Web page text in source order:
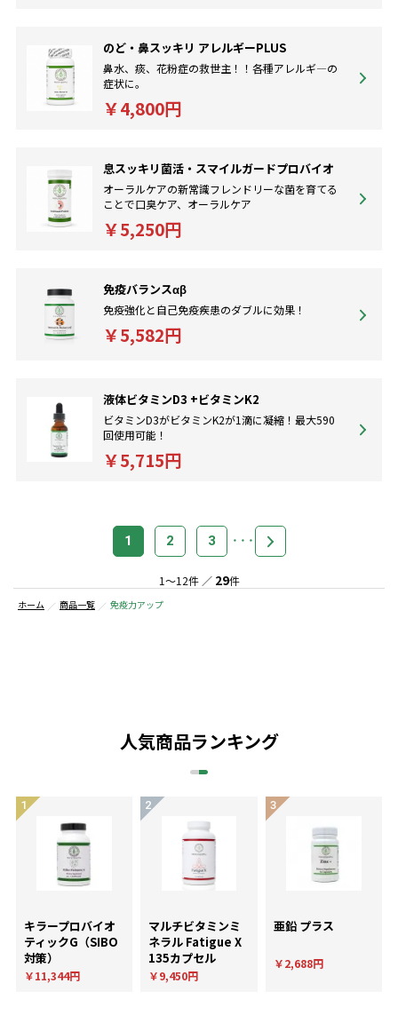
のど・鼻スッキリ アレルギーPLUS
鼻水、痰、花粉症の救世主！！各種アレルギ―の
症状に。
￥4,800円
息スッキリ菌活・スマイルガードプロバイオ
オーラルケアの新常識フレンドリーな菌を育てる
ことで口臭ケア、オーラルケア
￥5,250円
免疫バランスαβ
免疫強化と自己免疫疾患のダブルに効果！
￥5,582円
液体ビタミンD3 +ビタミンK2
ビタミンD3がビタミンK2が1滴に凝縮！最大590
回使用可能！
￥5,715円
1 2 3
1～12件 ／ 29件
ホーム 商品一覧 免疫力アップ
人気商品ランキング
キラープロバイオ
ティックG（SIBO
対策）
￥11,344円
マルチビタミンミ
ネラル Fatigue X
135カプセル
￥9,450円
亜鉛 プラス
￥2,688円